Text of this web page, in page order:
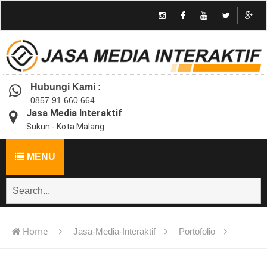
Hubungi Kami :
0857 91 660 664
Jasa Media Interaktif
Sukun - Kota Malang
MENU
Home Jasa-Media-Interaktif Portofolio